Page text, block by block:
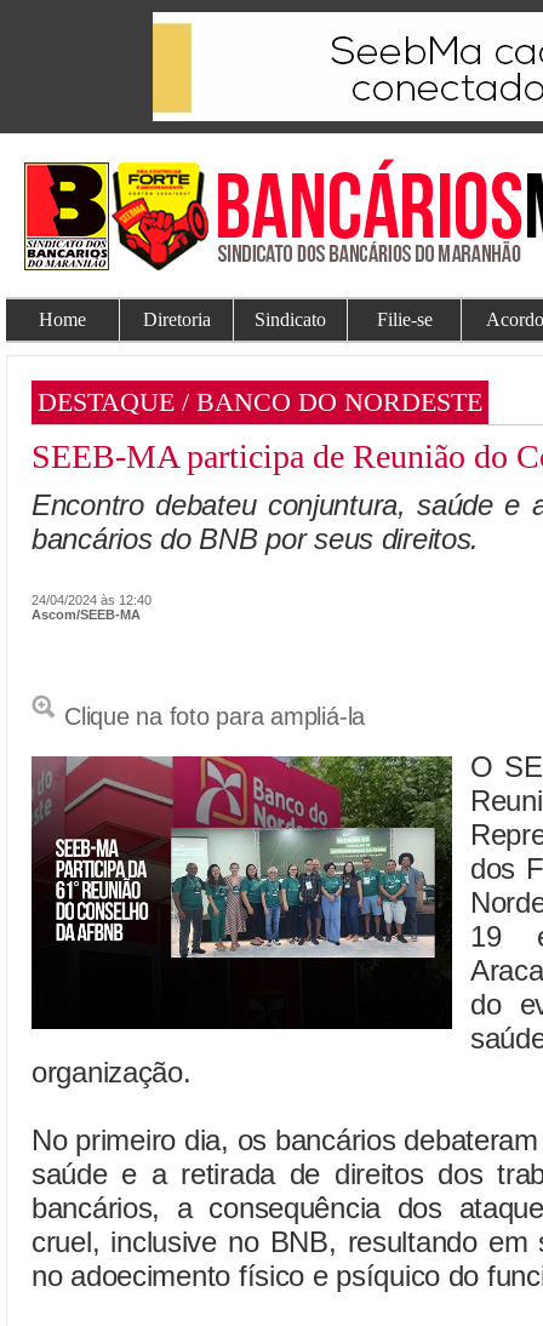
Home Diretoria Sindicato Filie-se
DESTAQUE / BANCO DO NORDESTE
SEEB-MA participa de Reunião do
Encontro debateu conjuntura, saúde e
bancários do BNB por seus direitos.
24/04/2024 às 12:40
Ascom/SEEB-MA
Clique na foto para ampliá-la
O
dos
19
do
organização.
No primeiro dia, os bancários
saúde e a retirada de direitos dos
bancários, a consequência dos
cruel, inclusive no BNB, resultando em
no adoecimento físico e psíquico do